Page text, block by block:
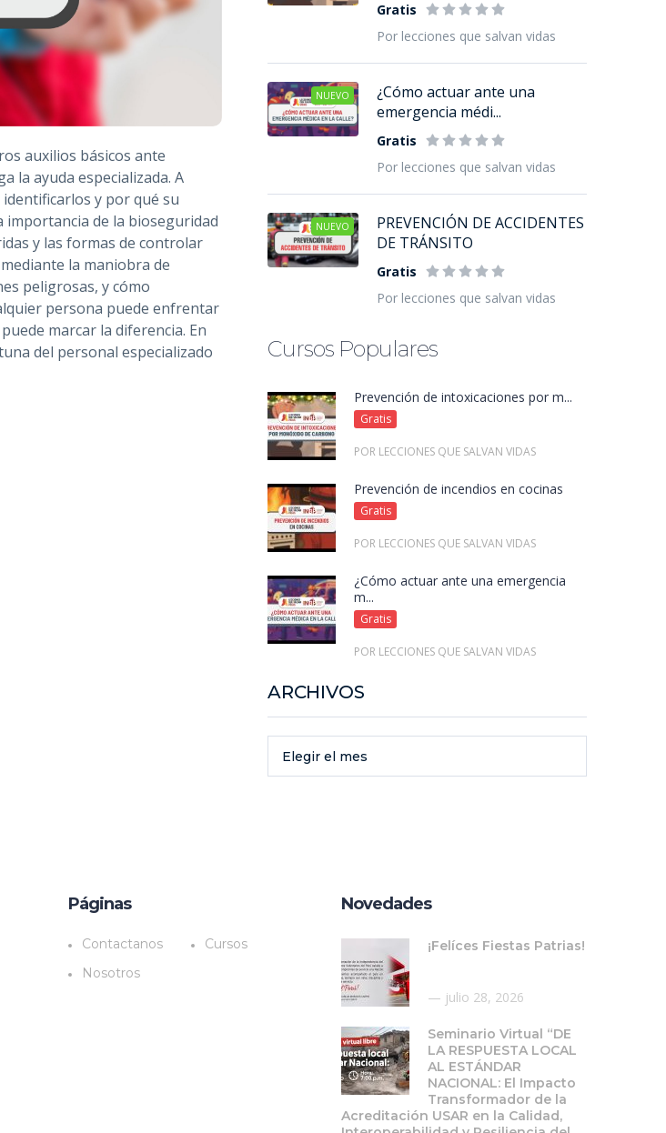
auxilios básicos ante
la ayuda especializada. A
y por qué su
importancia de la bioseguridad
y las formas de controlar
la maniobra de
peligrosas, y cómo
persona puede enfrentar
marcar la diferencia. En
del personal especializado
Gratis
Por lecciones que salvan vidas
NUEVO
¿Cómo actuar ante una
emergencia médi...
Gratis
Por lecciones que salvan vidas
NUEVO
PREVENCIÓN DE ACCIDENTES
DE TRÁNSITO
Gratis
Por lecciones que salvan vidas
Cursos Populares
Prevención de intoxicaciones por m...
Gratis
POR LECCIONES QUE SALVAN VIDAS
Prevención de incendios en cocinas
Gratis
POR LECCIONES QUE SALVAN VIDAS
¿Cómo actuar ante una emergencia
m...
Gratis
POR LECCIONES QUE SALVAN VIDAS
ARCHIVOS
Elegir el mes
Páginas
Contactanos
Cursos
Nosotros
Novedades
¡Felíces Fiestas Patrias!
julio 28, 2026
Seminario Virtual “DE
LA RESPUESTA LOCAL
AL ESTÁNDAR
NACIONAL: El Impacto
Transformador de la
Acreditación USAR en la Calidad,